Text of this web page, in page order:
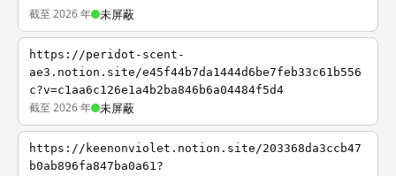
截至 2026 年 未屏蔽
https://peridot-scent-
ae3.notion.site/e45f44b7da1444d6be7feb33c61b556
c?v=c1aa6c126e1a4b2ba846b6a04484f5d4
截至 2026 年 未屏蔽
https://keenonviolet.notion.site/203368da3ccb47
b0ab896fa847ba0a61?